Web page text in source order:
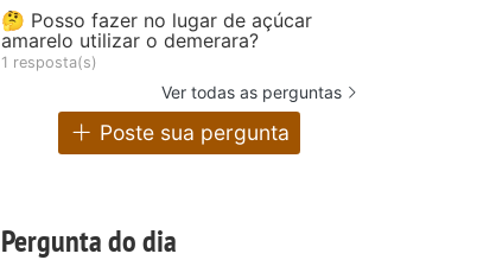
🤔 Posso fazer no lugar de açúcar
amarelo utilizar o demerara?
1 resposta(s)
Ver todas as perguntas
Poste sua pergunta
Pergunta do dia